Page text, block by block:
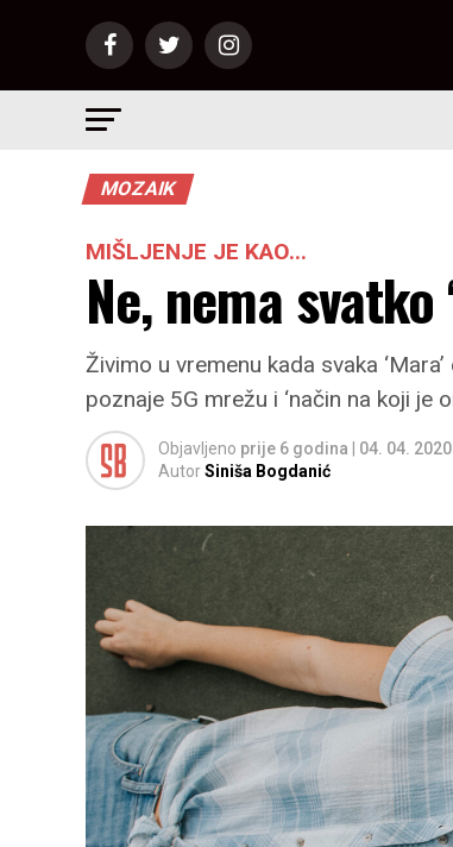
MOZAIK
MIŠLJENJE JE KAO...
Ne, nema
Živimo u vremenu kada svaka
poznaje 5G mrežu i ‘način na koji je
Objavljeno prije 6 godina
04. 04. 2020.
AutorSiniša Bogdanić